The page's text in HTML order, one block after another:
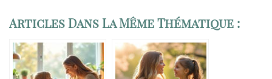
Articles Dans La Même Thématique :